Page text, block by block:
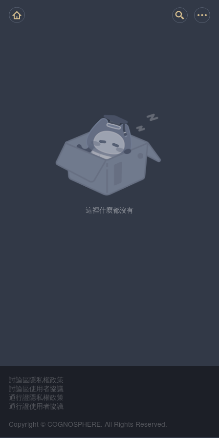
這裡什麼都沒有
討論區隱私權政策
討論區使用者協議
通行證隱私權政策
通行證使用者協議
Copyright © COGNOSPHERE. All Rights Reserved.